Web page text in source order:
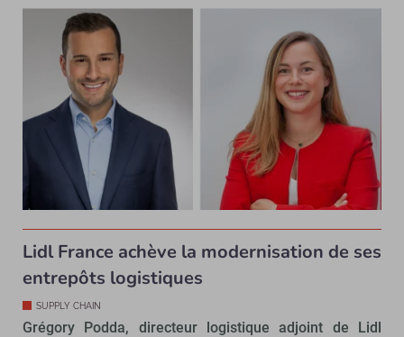
Lidl France achève la modernisation de ses
entrepôts logistiques
SUPPLY CHAIN
Grégory Podda, directeur logistique adjoint de Lidl